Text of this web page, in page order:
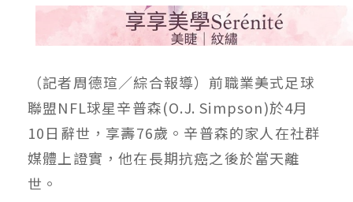
（記者周德瑄／綜合報導）前職業美式足球
聯盟NFL球星辛普森(O.J. Simpson)於4月
10日辭世，享壽76歲。辛普森的家人在社群
媒體上證實，他在長期抗癌之後於當天離
世。